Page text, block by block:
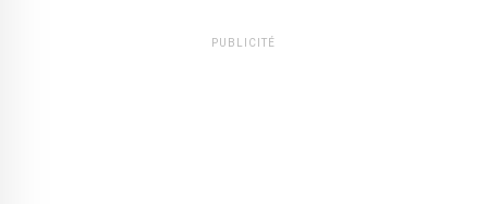
PUBLICITÉ